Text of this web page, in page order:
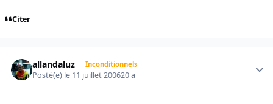
Citer
allandaluz Inconditionnels
Posté(e) le 11 juillet 200620 a